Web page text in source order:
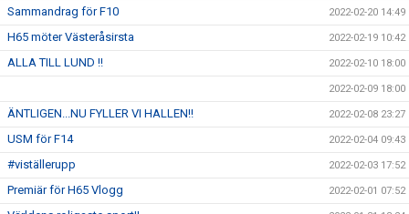
Sammandrag för F10 2022-02-20 14:49
H65 möter Västeråsirsta 2022-02-19 10:42
ALLA TILL LUND !! 2022-02-10 18:00
2022-02-09 18:00
ÄNTLIGEN...NU FYLLER VI HALLEN!! 2022-02-08 23:27
USM för F14 2022-02-04 09:43
#viställerupp 2022-02-03 17:52
Premiär för H65 Vlogg 2022-02-01 07:52